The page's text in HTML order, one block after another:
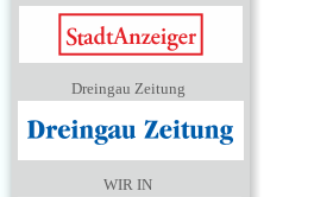
Dreingau Zeitung
WIR IN